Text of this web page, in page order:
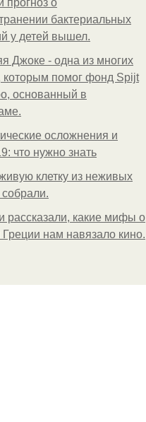
прогноз о
бактериальных
у детей вышел.
Джоке - одна из многих
помог фонд Spijt
основанный в
осложнения и
что нужно знать
клетку из неживых
рассказали, какие мифы о
нам навязало кино.